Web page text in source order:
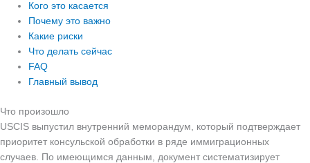
Кого это касается
Почему это важно
Какие риски
Что делать сейчас
FAQ
Главный вывод
Что произошло
USCIS выпустил внутренний меморандум, который подтверждает
приоритет консульской обработки в ряде иммиграционных
случаев. По имеющимся данным, документ систематизирует